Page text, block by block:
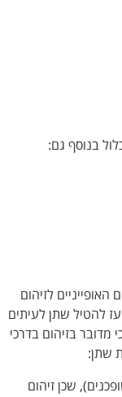
בנוסף גם:
לזיהום
להטיל שתן לעיתים
מדובר בזיהום בדרכי
שתן:
שכן זיהום